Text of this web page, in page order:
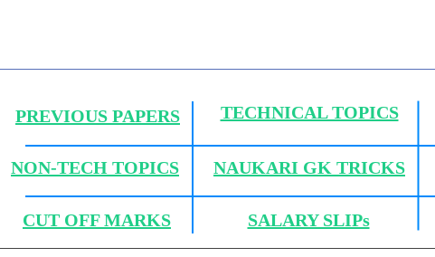
PREVIOUS PAPERS TECHNICAL TOPICS
NON-TECH TOPICS
NAUKARI GK TRICKS
CUT OFF MARKS SALARY SLIPs